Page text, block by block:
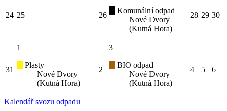
24 25 26
Komunální odpad
Nové Dvory
(Kutná Hora)
28 29 30
31
1
Plasty
Nové Dvory
(Kutná Hora)
2
3
BIO odpad
Nové Dvory
(Kutná Hora)
4 5 6
Kalendář svozu odpadu